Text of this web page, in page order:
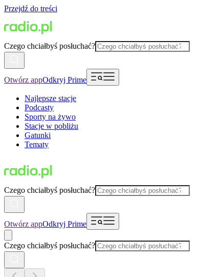
Przejdź do treści
Czego chciałbyś posłuchać?
Otwórz appOdkryj Prime
Najlepsze stacje
Podcasty
Sporty na żywo
Stacje w pobliżu
Gatunki
Tematy
Czego chciałbyś posłuchać?
Otwórz appOdkryj Prime
Czego chciałbyś posłuchać?